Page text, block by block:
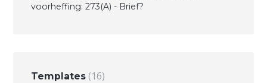
voorheffing: 273(A) - Brief?
Templates 16